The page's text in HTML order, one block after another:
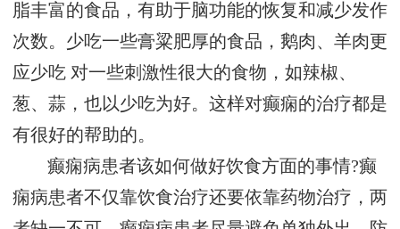
脂丰富的食品，有助于脑功能的恢复和减少发作
次数。少吃一些膏粱肥厚的食品，鹅肉、羊肉更
应少吃 对一些刺激性很大的食物，如辣椒、
葱、蒜，也以少吃为好。这样对癫痫的治疗都是
有很好的帮助的。
癫痫病患者该如何做好饮食方面的事情?癫
痫病患者不仅靠饮食治疗还要依靠药物治疗，两